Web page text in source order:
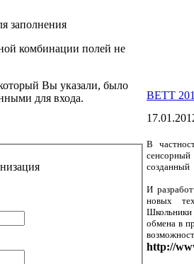
заполнения
комбинации полей не
Вы указали, было
для входа.
BETT
В
созданный
И
новых
Школьники
обмена в
http://